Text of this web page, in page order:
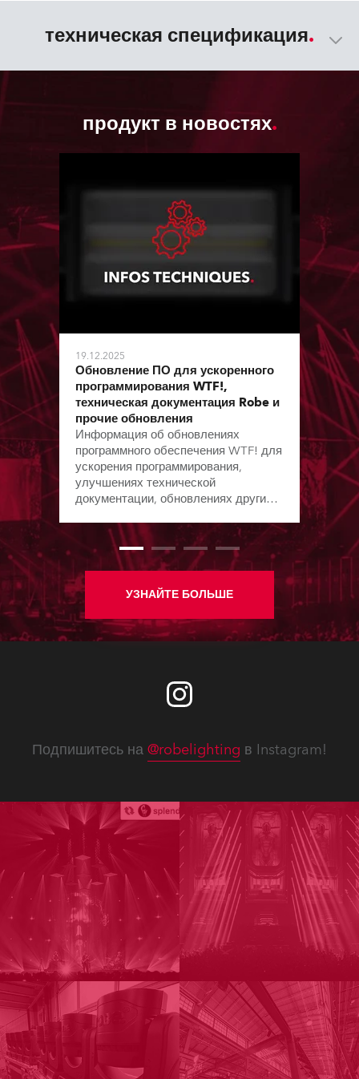
техническая спецификация
продукт в новостях
19.12.2025
Обновление ПО для ускоренного
программирования WTF!,
техническая документация Robe и
прочие обновления
Информация об обновлениях
программного обеспечения WTF! для
ускорения программирования,
улучшениях технической
документации, обновлениях других
бюллетеня.
УЗНАЙТЕ БОЛЬШЕ
Подпишитесь на @robelighting в Instagram!